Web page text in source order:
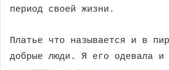
период своей жизни.
Платье что называется и в
добрые люди. Я его одевала и